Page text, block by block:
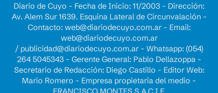
Diario de Cuyo - Fecha de Inicio: 11/2003 - Dirección:
Av. Alem Sur 1639. Esquina Lateral de Circunvalación -
Contacto: web@diariodecuyo.com.ar- Email:
web@diariodecuyo.com.ar
/ publicidad@diariodecuyo.com.ar- Whatsapp: (054)
264 5045343 - Gerente General: Pablo Dellazoppa -
Secretario de Redacción: Diego Castillo - Editor Web:
Mario Romero - Empresa propietaria del medio -
FRANCISCO MONTES S.A.C.I.F.